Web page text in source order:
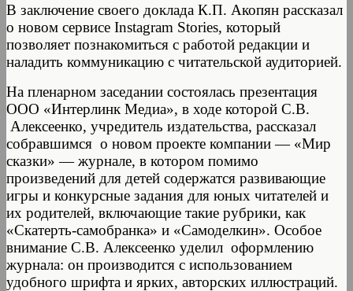
В заключение своего доклада К.П. Акопян рассказал
о новом сервисе Instagram Stories, который
позволяет познакомиться с работой редакции и
наладить коммуникацию с читательской аудиторией.
На пленарном заседании состоялась презентация
ООО «Интерлинк Медиа», в ходе которой С.В.
Алексеенко, учредитель издательства, рассказал
собравшимся о новом проекте компании — «Мир
сказки» — журнале, в котором помимо
произведений для детей содержатся развивающие
игры и конкурсные задания для юных читателей и
их родителей, включающие такие рубрики, как
«Скатерть-самобранка» и «Самоделкин». Особое
внимание С.В. Алексеенко уделил оформлению
журнала: он производится с использованием
удобного шрифта и ярких, авторских иллюстраций.